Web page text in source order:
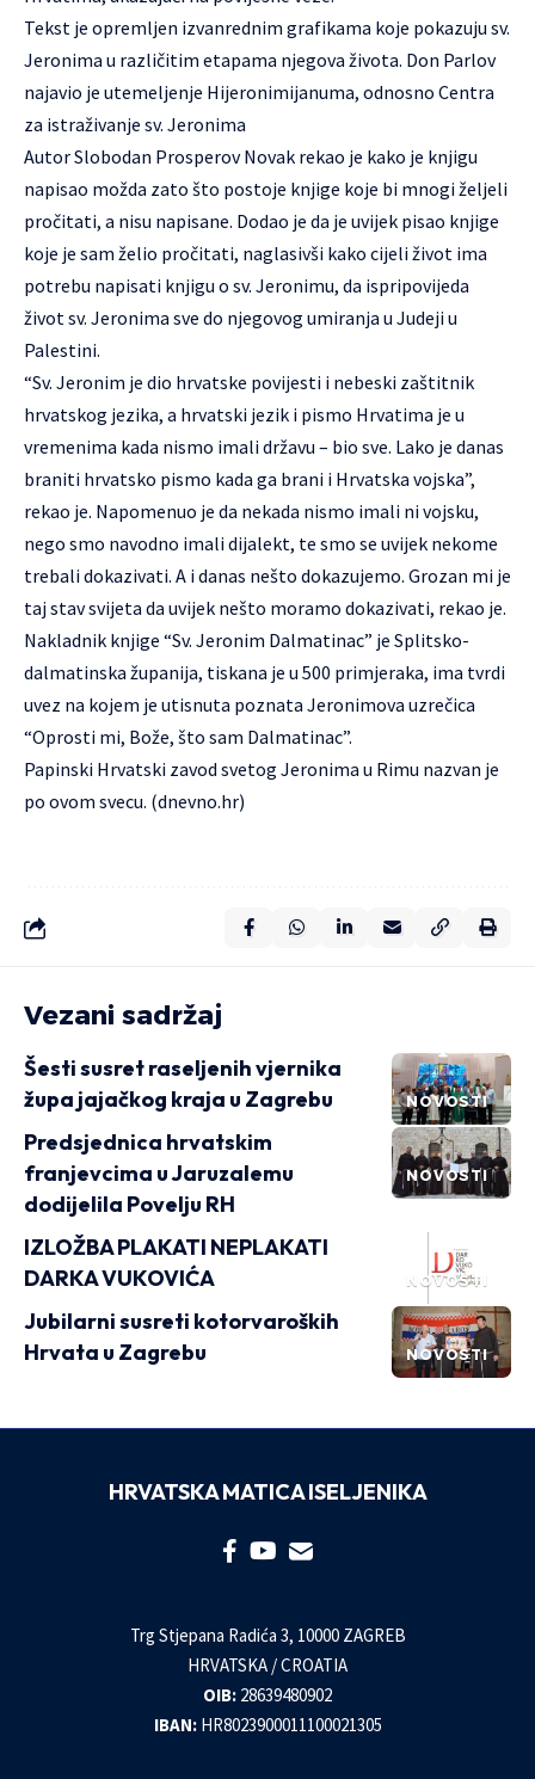
Tekst je opremljen izvanrednim grafikama koje pokazuju sv.
Jeronima u različitim etapama njegova života. Don Parlov
najavio je utemeljenje Hijeronimijanuma, odnosno Centra
za istraživanje sv. Jeronima
Autor Slobodan Prosperov Novak rekao je kako je knjigu
napisao možda zato što postoje knjige koje bi mnogi željeli
pročitati, a nisu napisane. Dodao je da je uvijek pisao knjige
koje je sam želio pročitati, naglasivši kako cijeli život ima
potrebu napisati knjigu o sv. Jeronimu, da ispripovijeda
život sv. Jeronima sve do njegovog umiranja u Judeji u
Palestini.
“Sv. Jeronim je dio hrvatske povijesti i nebeski zaštitnik
hrvatskog jezika, a hrvatski jezik i pismo Hrvatima je u
vremenima kada nismo imali državu – bio sve. Lako je danas
braniti hrvatsko pismo kada ga brani i Hrvatska vojska”,
rekao je. Napomenuo je da nekada nismo imali ni vojsku,
nego smo navodno imali dijalekt, te smo se uvijek nekome
trebali dokazivati. A i danas nešto dokazujemo. Grozan mi je
taj stav svijeta da uvijek nešto moramo dokazivati, rekao je.
Nakladnik knjige “Sv. Jeronim Dalmatinac” je Splitsko-
dalmatinska županija, tiskana je u 500 primjeraka, ima tvrdi
uvez na kojem je utisnuta poznata Jeronimova uzrečica
“Oprosti mi, Bože, što sam Dalmatinac”.
Papinski Hrvatski zavod svetog Jeronima u Rimu nazvan je
po ovom svecu. (dnevno.hr)
Vezani sadržaj
NOVOSTI
Šesti susret raseljenih vjernika
župa jajačkog kraja u Zagrebu
NOVOSTI
Predsjednica hrvatskim
franjevcima u Jaruzalemu
dodijelila Povelju RH
NOVOSTI
IZLOŽBA PLAKATI NEPLAKATI
DARKA VUKOVIĆA
NOVOSTI
Jubilarni susreti kotorvaroških
Hrvata u Zagrebu
HRVATSKA MATICA ISELJENIKA
Trg Stjepana Radića 3, 10000 ZAGREB
HRVATSKA / CROATIA
OIB: 28639480902
IBAN: HR8023900011100021305